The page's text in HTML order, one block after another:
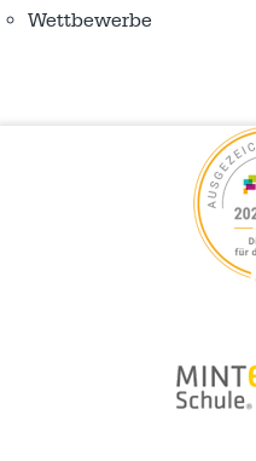
Wettbewerbe